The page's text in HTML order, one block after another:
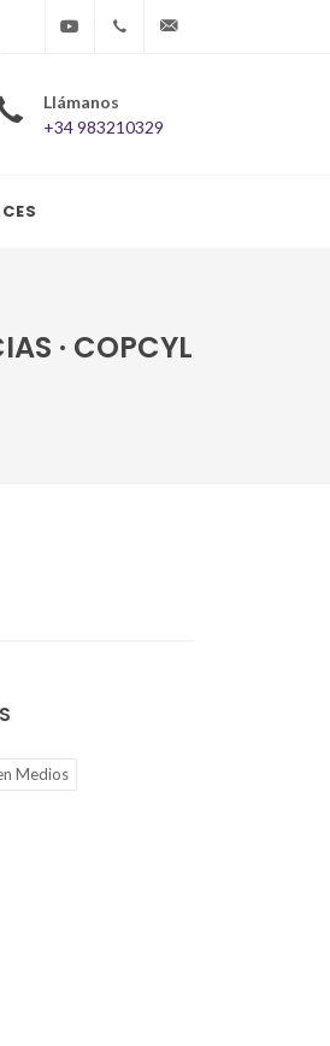
Facebook Youtube +34983210329
Llámanos
+34 983210329
· COPCYL
Medios